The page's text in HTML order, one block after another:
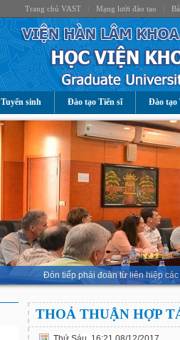
Trang chủ VAST Mạng lưới đào tạo
Tuyển sinh Đào tạo Tiến sĩ Đào tạo
Đón tiếp phái đoàn từ liên hiệp
THOẢ THUẬN HỢP